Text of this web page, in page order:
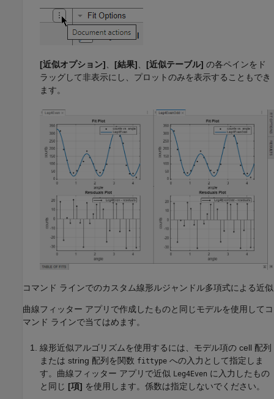
[近似オプション]、 [結果]、 [近似テーブル] の各ペインをド
ラッグして非表示にし、プロットのみを表示することもでき
ます。
コマンド ラインでのカスタム線形ルジャンドル多項式による近似
曲線フィッター アプリで作成したものと同じモデルを使用してコ
マンド ラインで当てはめます。
線形近似アルゴリズムを使用するには、モデル項の cell 配列
または string 配列を関数 fittype への入力として指定しま
す。曲線フィッター アプリで近似 Leg4Even に入力したもの
と同じ [項] を使用します。係数は指定しないでください。